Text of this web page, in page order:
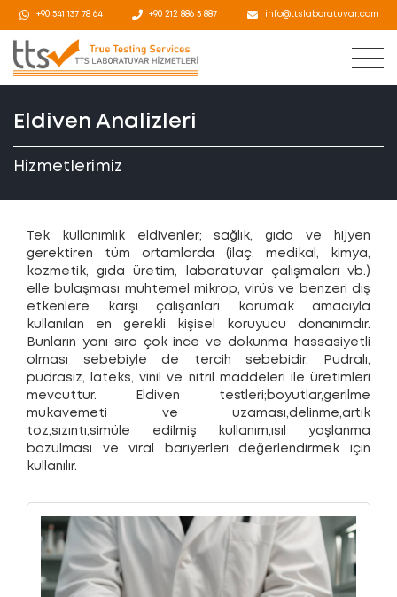
+90 541 137 78 64 +90 212 886 5 887 info@ttslaboratuvar.com
Eldiven Analizleri
Hizmetlerimiz
Tek kullanımlık eldivenler; sağlık, gıda ve hijyen
gerektiren tüm ortamlarda (ilaç, medikal, kimya,
kozmetik, gıda üretim, laboratuvar çalışmaları vb.)
elle bulaşması muhtemel mikrop, virüs ve benzeri dış
etkenlere karşı çalışanları korumak amacıyla
kullanılan en gerekli kişisel koruyucu donanımdır.
Bunların yanı sıra çok ince ve dokunma hassasiyetli
olması sebebiyle de tercih sebebidir. Pudralı,
pudrasız, lateks, vinil ve nitril maddeleri ile üretimleri
mevcuttur. Eldiven testleri;boyutlar,gerilme
mukavemeti ve uzaması,delinme,artık
toz,sızıntı,simüle edilmiş kullanım,ısıl yaşlanma
bozulması ve viral bariyerleri değerlendirmek için
kullanılır.